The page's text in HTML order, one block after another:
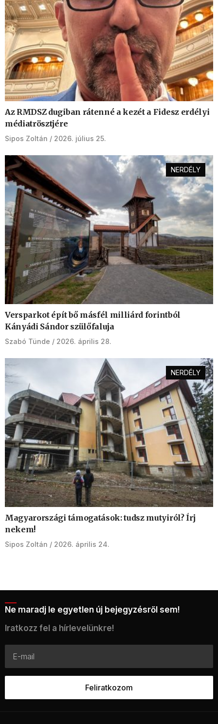
Az RMDSZ dugiban rátenné a kezét a Fidesz erdélyi
médiatrösztjére
Sipos Zoltán 2026. július 25.
NERDÉLY
Versparkot épít bő másfél milliárd forintból
Kányádi Sándor szülőfaluja
Szabó Tünde 2026. április 28.
NERDÉLY
Magyarországi támogatások: tudsz mutyiról? Írj
nekem!
Sipos Zoltán 2026. április 24.
Ne maradj le egyetlen új bejegyzésről sem!
Iratkozz fel a hírlevelünkre!